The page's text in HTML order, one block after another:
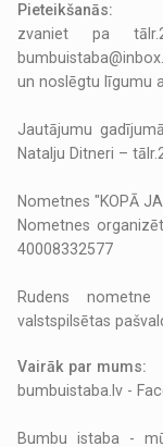
Pieteikšanās:
zvaniet pa
un noslēgtu līgumu
Jautājumu
Natalju Ditneri –
Nometnes "KOPĀ
Nometnes
40008332577
Rudens
valstspilsētas
Vairāk par mums:
bumbuistaba.lv -
Bumbu istaba -